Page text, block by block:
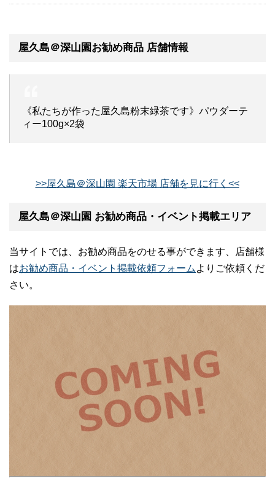
屋久島＠深山園お勧め商品 店舗情報
《私たちが作った屋久島粉末緑茶です》パウダーテ
ィー100g×2袋
>>屋久島＠深山園 楽天市場 店舗を見に行く<<
屋久島＠深山園 お勧め商品・イベント掲載エリア
当サイトでは、お勧め商品をのせる事ができます、店舗様
はお勧め商品・イベント掲載依頼フォーム よりご依頼くだ
さい。